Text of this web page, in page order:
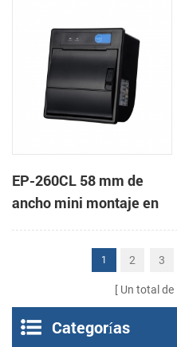
EP-260CL 58 mm de
ancho mini montaje en
panel de la impresora
térmica con auto-
1 2 3
Un total de
Categorías